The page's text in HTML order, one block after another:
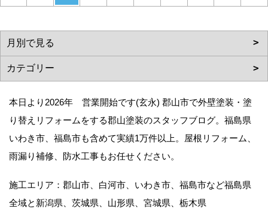
本日より2026年 営業開始です(玄永) 郡山市で外壁塗装・塗
り替えリフォームをする郡山塗装のスタッフブログ。福島県
いわき市、福島市も含めて実績1万件以上。屋根リフォーム、
雨漏り補修、防水工事もお任せください。
施工エリア：郡山市、白河市、いわき市、福島市など福島県
全域と新潟県、茨城県、山形県、宮城県、栃木県